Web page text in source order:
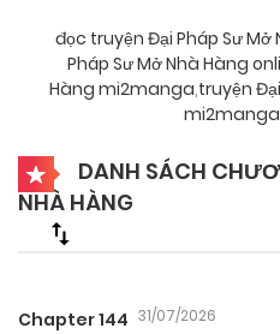
đọc truyện Đại Pháp Sư Mở
Pháp Sư Mở Nhà Hàng
Hàng mi2manga,truyện
DANH SÁCH
NHÀ HÀNG
Chapter 144 31/07/2026